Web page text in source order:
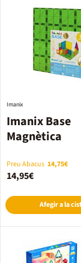
Imanix Base
Magnètica
Imanix
Preu Abacus 14,75€
14,95€
Afegir a la